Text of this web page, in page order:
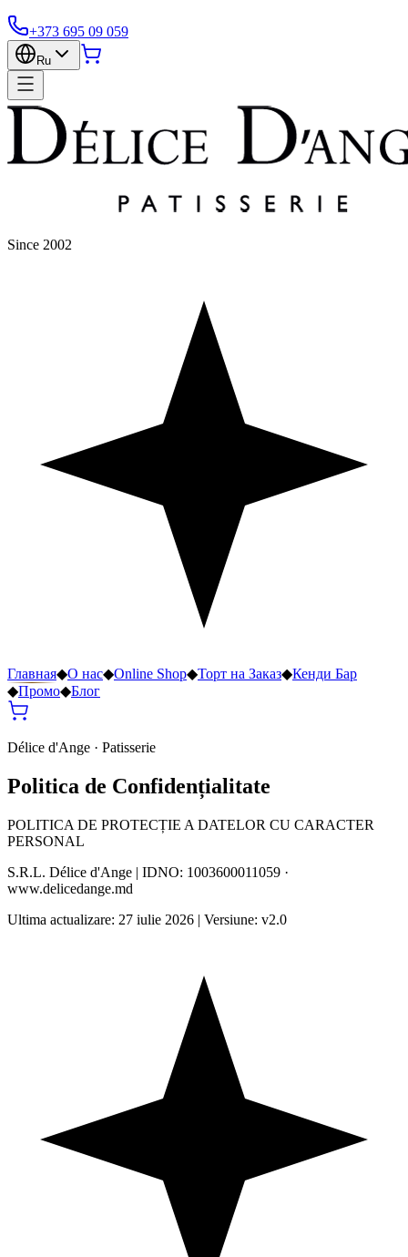
+373 695 09 059
Ru
Since 2002
Главная◆О нас◆Online Shop◆Торт на Заказ◆Кенди Бар
◆Промо◆Блог
Délice d'Ange · Patisserie
Politica de Confidențialitate
POLITICA DE PROTECȚIE A DATELOR CU CARACTER
PERSONAL
S.R.L. Délice d'Ange | IDNO: 1003600011059 ·
www.delicedange.md
Ultima actualizare: 27 iulie 2026 | Versiune: v2.0